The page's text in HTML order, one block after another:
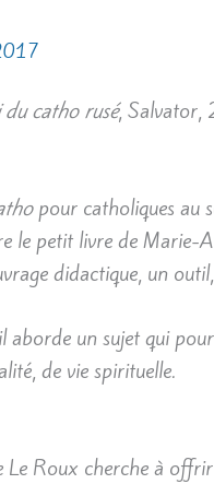
catho rusé,
pour catholiques au
le petit livre de Marie-
didactique, un
aborde un sujet qui
de vie spirituelle.
Roux cherche à